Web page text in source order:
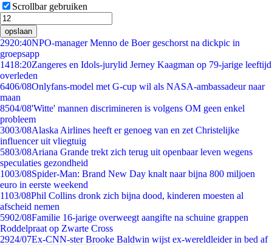
Scrollbar gebruiken
opslaan
2920:40NPO-manager Menno de Boer geschorst na dickpic in
groepsapp
1418:20Zangeres en Idols-jurylid Jerney Kaagman op 79-jarige leeftijd
overleden
6406/08Onlyfans-model met G-cup wil als NASA-ambassadeur naar
maan
8504/08'Witte' mannen discrimineren is volgens OM geen enkel
probleem
3003/08Alaska Airlines heeft er genoeg van en zet Christelijke
influencer uit vliegtuig
5803/08Ariana Grande trekt zich terug uit openbaar leven wegens
speculaties gezondheid
1003/08Spider-Man: Brand New Day knalt naar bijna 800 miljoen
euro in eerste weekend
1103/08Phil Collins dronk zich bijna dood, kinderen moesten al
afscheid nemen
5902/08Familie 16-jarige overweegt aangifte na schuine grappen
Roddelpraat op Zwarte Cross
2924/07Ex-CNN-ster Brooke Baldwin wijst ex-wereldleider in bed af